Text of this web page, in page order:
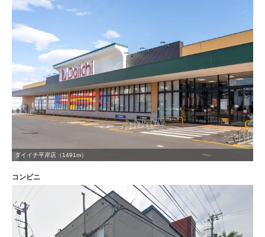
ダイイチ平岸店（1491m）
コンビニ